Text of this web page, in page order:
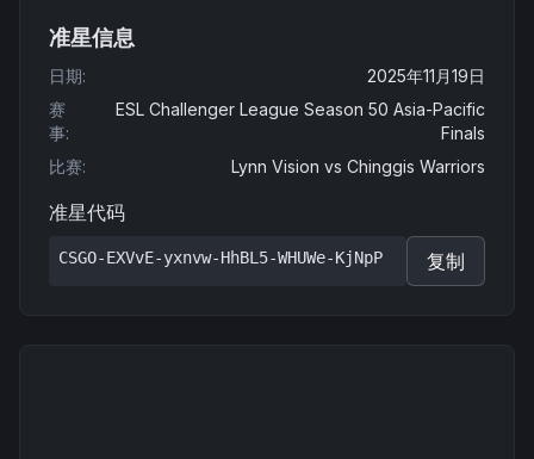
准星信息
日期:
2025年11月19日
赛
事:
ESL Challenger League Season 50 Asia-Pacific
Finals
比赛: Lynn Vision vs Chinggis Warriors
准星代码
CSGO-EXVvE-yxnvw-HhBL5-WHUWe-KjNpP 复制